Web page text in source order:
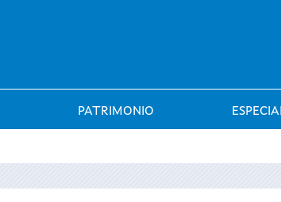
PATRIMONIO